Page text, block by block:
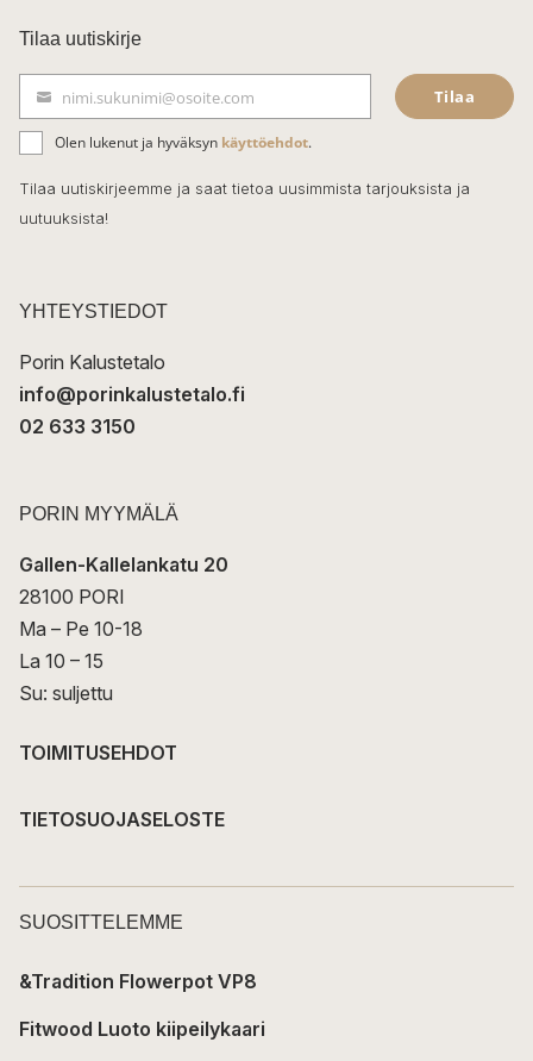
c
e
b
o
o
k
Tilaa uutiskirje
ä
h
k
t
nimi.sukunimi@osoite.com Tilaa
Olen lukenut ja hyväksyn käyttöehdot.
Tilaa uutiskirjeemme ja saat tietoa uusimmista tarjouksista ja
uutuuksista!
YHTEYSTIEDOT
Porin Kalustetalo
info@porinkalustetalo.fi
02 633 3150
PORIN MYYMÄLÄ
Gallen-Kallelankatu 20
28100 PORI
Ma – Pe 10-18
La 10 – 15
Su: suljettu
TOIMITUSEHDOT
TIETOSUOJASELOSTE
SUOSITTELEMME
&Tradition Flowerpot VP8
Fitwood Luoto kiipeilykaari